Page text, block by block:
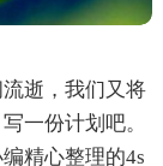
逝，我们又将
一份计划吧。
精心整理的4s